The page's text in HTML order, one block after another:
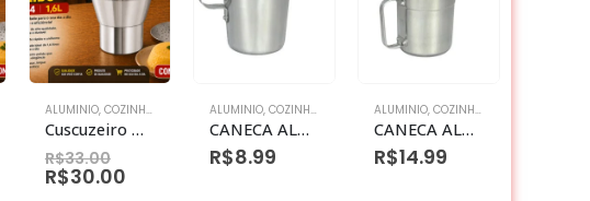
ALUMINIO, COZINHA DIVERSOS ,CUSCUZEIRAS
Cuscuzeiro polido – Nº 14 1.6L
R$33.00
R$30.00
ALUMINIO, COZINHA DIVERSOS ,CUSCUZEIRAS
CANECA ALUMINIO POLIDA Nº 06 C/ALCA
R$8.99
ALUMINIO, COZINHA DIVERSOS
CANECA ALUMINIO POLIDA BEER
R$14.99